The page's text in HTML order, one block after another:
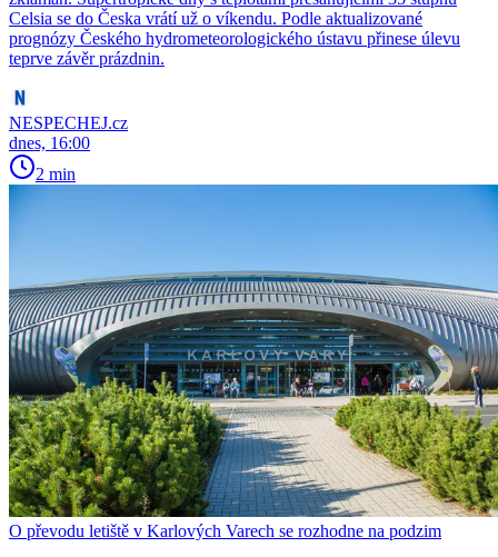
Celsia se do Česka vrátí už o víkendu. Podle aktualizované
prognózy Českého hydrometeorologického ústavu přinese úlevu
teprve závěr prázdnin.
NESPECHEJ.cz
dnes, 16:00
2 min
O převodu letiště v Karlových Varech se rozhodne na podzim